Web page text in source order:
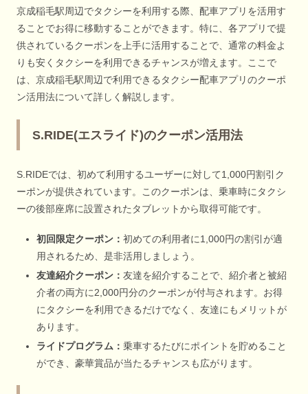
京成稲毛駅周辺でタクシーを利用する際、配車アプリを活用す
ることでお得に移動することができます。特に、各アプリで提
供されているクーポンを上手に活用することで、通常の料金よ
りも安くタクシーを利用できるチャンスが増えます。ここで
は、京成稲毛駅周辺で利用できるタクシー配車アプリのクーポ
ン活用法について詳しく解説します。
S.RIDE(エスライド)のクーポン活用法
S.RIDEでは、初めて利用するユーザーに対して1,000円割引ク
ーポンが提供されています。このクーポンは、乗車時にタクシ
ーの後部座席に設置されたタブレットから取得可能です。
初回限定クーポン： 初めての利用者に1,000円の割引が適
用されるため、是非活用しましょう。
友達紹介クーポン： 友達を紹介することで、紹介者と被紹
介者の両方に2,000円分のクーポンが付与されます。お得
にタクシーを利用できるだけでなく、友達にもメリットが
あります。
ライドプログラム： 乗車するたびにポイントを貯めること
ができ、豪華賞品が当たるチャンスも広がります。